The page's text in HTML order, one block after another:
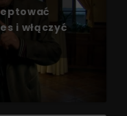
i włączyć